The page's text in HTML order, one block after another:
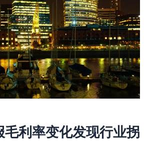
利率变化发现行业拐